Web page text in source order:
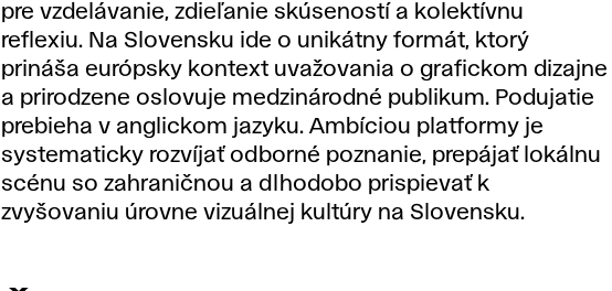
pre vzdelávanie, zdieľanie skúseností a kolektívnu
reflexiu. Na Slovensku ide o unikátny formát, ktorý
prináša európsky kontext uvažovania o grafickom dizajne
a prirodzene oslovuje medzinárodné publikum. Podujatie
prebieha v anglickom jazyku. Ambíciou platformy je
systematicky rozvíjať odborné poznanie, prepájať lokálnu
scénu so zahraničnou a dlhodobo prispievať k
zvyšovaniu úrovne vizuálnej kultúry na Slovensku.